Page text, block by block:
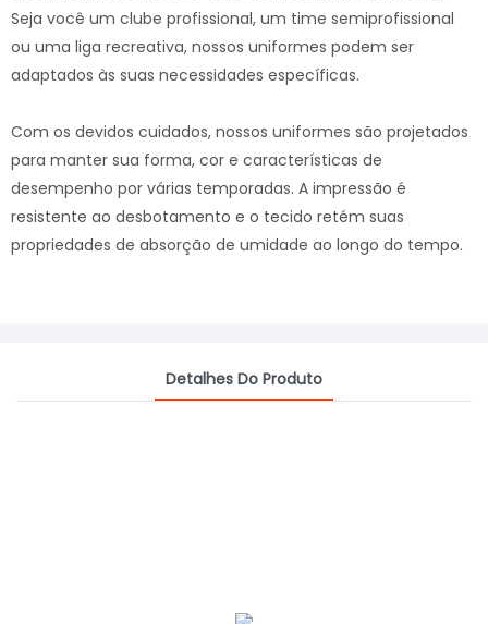
Seja você um clube profissional, um time semiprofissional
ou uma liga recreativa, nossos uniformes podem ser
adaptados às suas necessidades específicas.
Com os devidos cuidados, nossos uniformes são projetados
para manter sua forma, cor e características de
desempenho por várias temporadas. A impressão é
resistente ao desbotamento e o tecido retém suas
propriedades de absorção de umidade ao longo do tempo.
Detalhes Do Produto